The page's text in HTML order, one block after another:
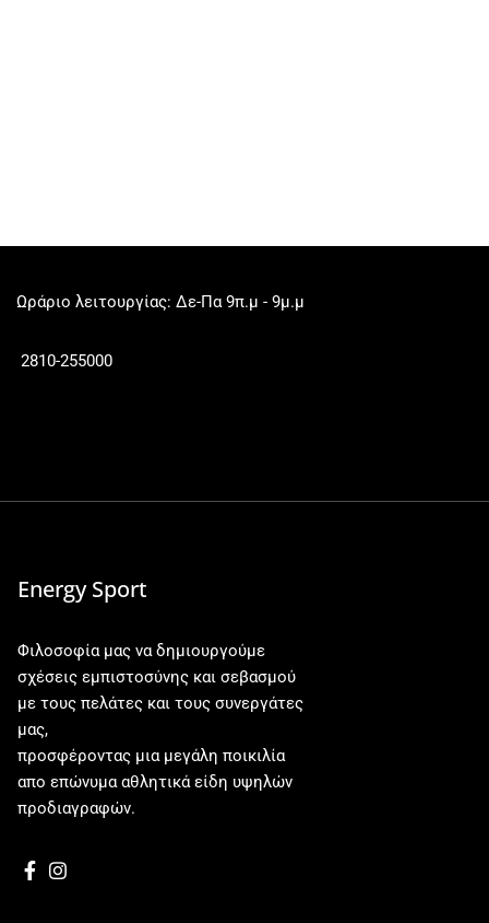
Ωράριο λειτουργίας: Δε-Πα 9π.μ - 9μ.μ
2810-255000
Energy Sport
Φιλοσοφία μας να δημιουργούμε
σχέσεις εμπιστοσύνης και σεβασμού
με τους πελάτες και τους συνεργάτες
μας,
προσφέροντας μια μεγάλη ποικιλία
απο επώνυμα αθλητικά είδη υψηλών
προδιαγραφών.